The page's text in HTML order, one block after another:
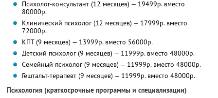
Психолог-консультант (12 месяцев) — 19499р. вместо
80000р.
Клинический психолог (12 месяцев) — 17999р. вместо
72000р.
КПТ (9 месяцев) — 13999р. вместо 56000р.
Детский психолог (9 месяцев) — 11999р. вместо 48000р.
Семейный психолог (9 месяцев) — 11999р. вместо 48000р.
Гештальт-терапевт (9 месяцев) — 11999р. вместо 48000р.
Психология (краткосрочные программы и специализации)